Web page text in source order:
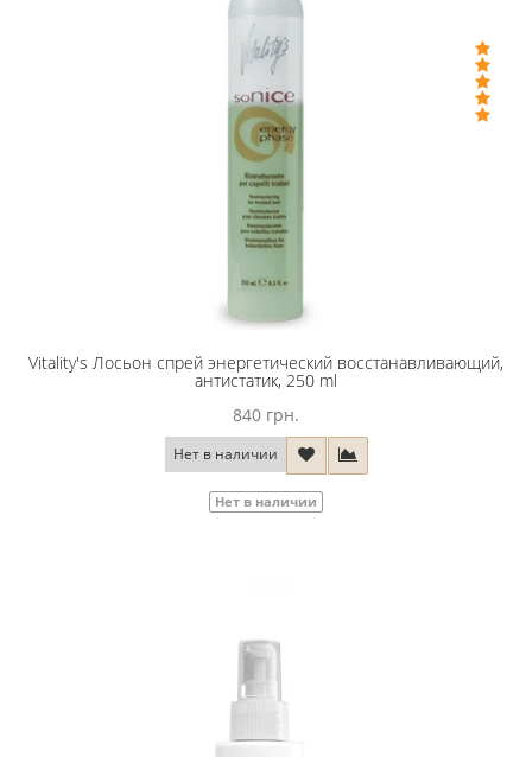
Vitality's Лосьон спрей энергетический восстанавливающий,
антистатик, 250 ml
840 грн.
Нет в наличии
Нет в наличии